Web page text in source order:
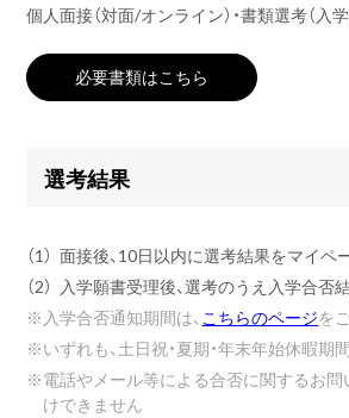
個人面接（対面/オンライン）・書類選考（入
必要書類はこちら
選考結果
（1） 面接後、10日以内に選考結果をマイペ
（2） 入学願書受理後、選考のうえ入学合否
※ 入学合否通知期間は、 こちらのページを
※いずれも、土日祝・夏期・年末年始休暇期
※電話やメール等による合否に関するお
けできません